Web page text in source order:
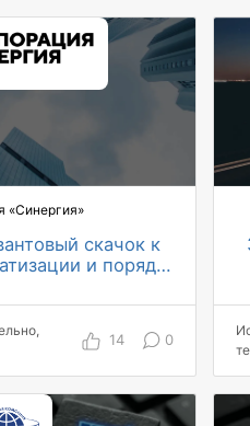
«Синергия»
скачок к
и порядку
работают в
14 0